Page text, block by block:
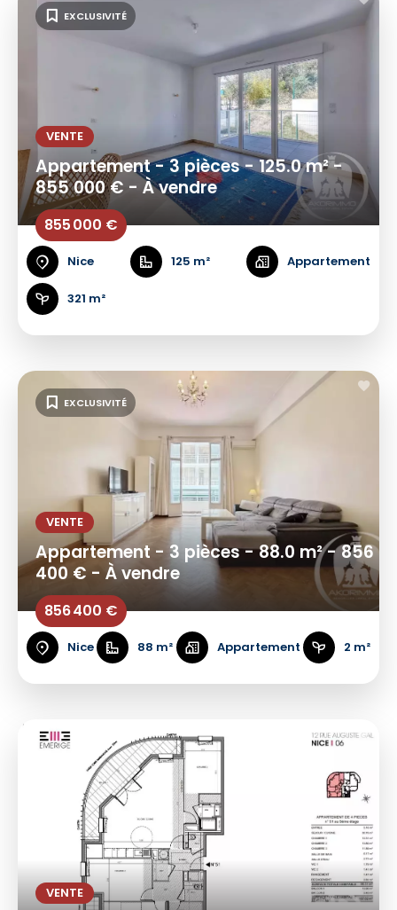
VENTE
Appartement - 3 pièces - 125.0 m² -
855 000 € - À vendre
855 000 €
Nice 125 m² Appartement
321 m²
EXCLUSIVITÉ
VENTE
Appartement - 3 pièces - 88.0 m² - 856
400 € - À vendre
856 400 €
Nice 88 m² Appartement 2 m²
EXCLUSIVITÉ
VENTE